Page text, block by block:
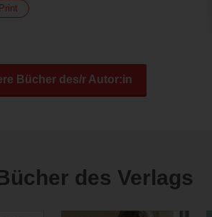
Print
Bücher des/r Autor:in
des Verlags